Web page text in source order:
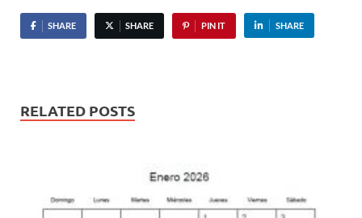
SHARE SHARE PIN IT SHARE
RELATED POSTS